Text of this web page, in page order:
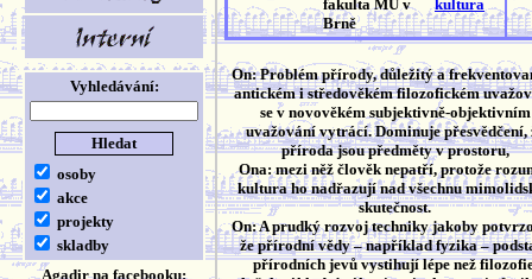
Vyhledávání:
osoby
akce
projekty
skladby
Agadir na facebooku:
fakulta MU v
Brně
kultura
On: Problém přírody, důležitý a
antickém i středověkém filozofickém
se v novověkém subjektivně-objektivním
uvažování vytrácí. Dominuje přesvědčení,
příroda jsou předměty v prostoru,
Ona: mezi něž člověk nepatří, protože
kultura ho nadřazují nad všechnu
skutečnost.
On: A prudký rozvoj techniky jakoby
že přírodní vědy – například fyzika –
přírodních jevů vystihují lépe než